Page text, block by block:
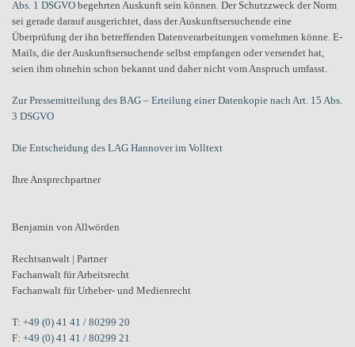
Abs. 1 DSGVO begehrten Auskunft sein können. Der Schutzzweck der Norm
sei gerade darauf ausgerichtet, dass der Auskunftsersuchende eine
Überprüfung der ihn betreffenden Datenverarbeitungen vornehmen könne. E-
Mails, die der Auskunftsersuchende selbst empfangen oder versendet hat,
seien ihm ohnehin schon bekannt und daher nicht vom Anspruch umfasst.
Zur Pressemitteilung des BAG – Erteilung einer Datenkopie nach Art. 15 Abs.
3 DSGVO
Die Entscheidung des LAG Hannover im Volltext
Ihre Ansprechpartner
Benjamin von Allwörden
Rechtsanwalt | Partner
Fachanwalt für Arbeitsrecht
Fachanwalt für Urheber- und Medienrecht
T: +49 (0) 41 41 / 80299 20
F: +49 (0) 41 41 / 80299 21